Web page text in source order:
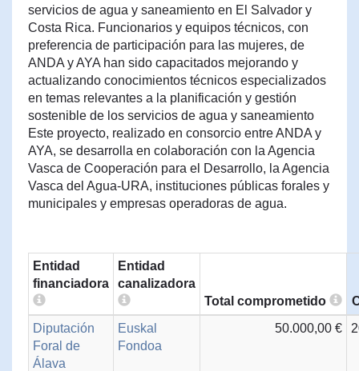
servicios de agua y saneamiento en El Salvador y
Costa Rica. Funcionarios y equipos técnicos, con
preferencia de participación para las mujeres, de
ANDA y AYA han sido capacitados mejorando y
actualizando conocimientos técnicos especializados
en temas relevantes a la planificación y gestión
sostenible de los servicios de agua y saneamiento
Este proyecto, realizado en consorcio entre ANDA y
AYA, se desarrolla en colaboración con la Agencia
Vasca de Cooperación para el Desarrollo, la Agencia
Vasca del Agua-URA, instituciones públicas forales y
municipales y empresas operadoras de agua.
Entidad
financiadora
Entidad
canalizadora
Total comprometido
Diputación
Foral de
Álava
Euskal
Fondoa
50.000,00 €